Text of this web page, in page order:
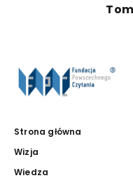
Strona główna
Wizja
Wiedza